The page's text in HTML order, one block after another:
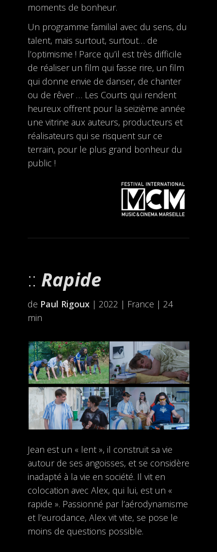
moments de bonheur.
Un programme familial avec du sens, du
talent, mais surtout, surtout… de
l’optimisme ! Parce qu’il est très difficile
de réaliser un film qui fasse rire, un film
qui donne envie de danser, de chanter
ou de rêver … Les Courts qui rendent
heureux offrent pour la seizième année
une vitrine aux auteurs, producteurs et
réalisateurs qui se risquent sur ce
terrain, pour le plus grand bonheur du
public !
Rapide
de Paul Rigoux| 2022 | France | 24
min
Jean est un « lent », il construit sa vie
autour de ses angoisses, et se considère
inadapté à la vie en société. Il vit en
colocation avec Alex, qui lui, est un «
rapide ». Passionné par l’aérodynamisme
et l’eurodance, Alex vit vite, se pose le
moins de questions possible.